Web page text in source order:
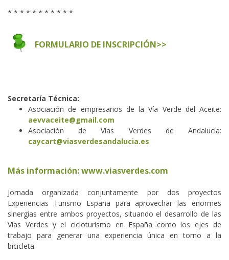
* * * * * * * * * * *
FORMULARIO DE INSCRIPCIÓN>>
Secretaría Técnica:
Asociación de empresarios de la Vía Verde del Aceite:
aevvaceite@gmail.com
Asociación de Vías Verdes de Andalucía:
caycart@viasverdesandalucia.es
Más información:www.viasverdes.com
Jornada organizada conjuntamente por dos proyectos
Experiencias Turismo España para aprovechar las enormes
sinergias entre ambos proyectos, situando el desarrollo de las
Vías Verdes y el cicloturismo en España como los ejes de
trabajo para generar una experiencia única en torno a la
bicicleta.